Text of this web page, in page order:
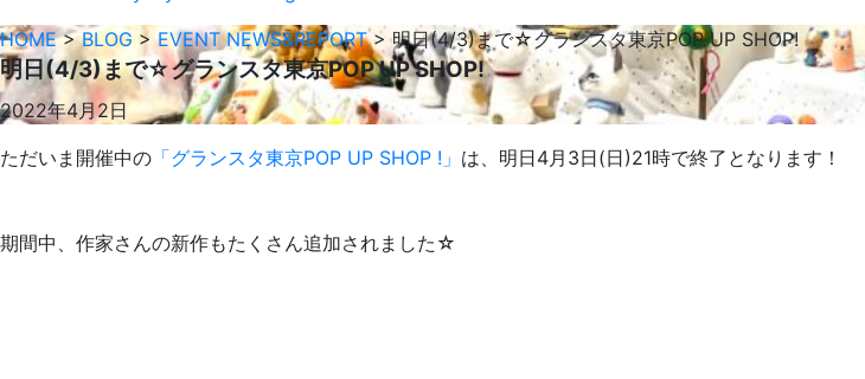
HOME>BLOG >EVENT NEWS&REPORT>明日(4/3)まで☆グランスタ東京POP UP SHOP!
明日(4/3)まで☆グランスタ東京POP UP SHOP!
2022年4月2日
ただいま開催中の 「グランスタ東京POP UP SHOP !」 は、明日4月3日(日)21時で終了となります！
期間中、作家さんの新作もたくさん追加されました☆